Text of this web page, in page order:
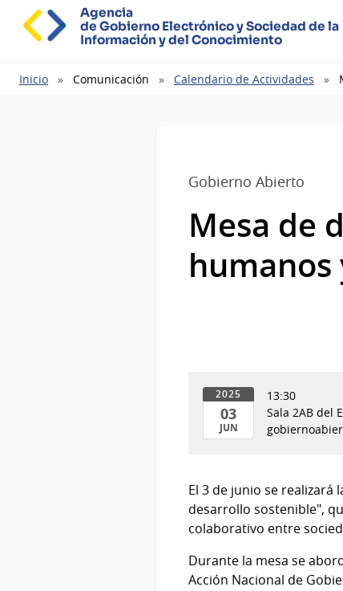
Agencia
de Gobierno Electrónico y Sociedad de la
Información y del Conocimiento
Ruta
Inicio Comunicación Calendario de Actividades
Gobierno Abierto
Mesa de
2025
03
JUN
Jun
del
2025
13:30
Sala 2AB del
El 3 de junio se
desarrollo sostenible",
colaborativo entre
Durante la mesa se
Acción Nacional de